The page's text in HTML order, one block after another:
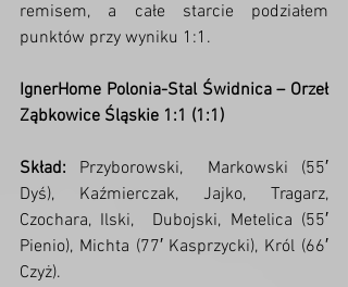
remisem, a całe starcie podziałem
punktów przy wyniku 1:1.
IgnerHome Polonia-Stal Świdnica – Orzeł
Ząbkowice Śląskie 1:1 (1:1)
Skład: Przyborowski,  Markowski (55′
Dyś), Kaźmierczak, Jajko, Tragarz,
Czochara, Ilski,  Dubojski, Metelica (55′
Pienio), Michta (77′ Kasprzycki), Król (66′
Czyż).